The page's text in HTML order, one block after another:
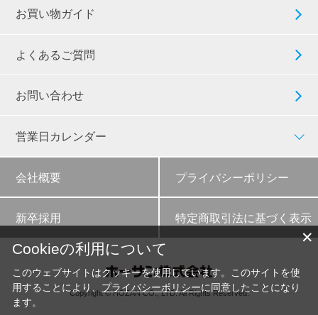
お買い物ガイド
よくあるご質問
お問い合わせ
営業日カレンダー
会社概要 プライバシーポリシー
新卒採用 特定商取引法に基づく表示
Copyright © HOZAN CO., LTD. All Rights Reserved.
✕
Cookieの利用について
このウェブサイトはクッキーを使用しています。このサイトを使
用することにより、 プライバシーポリシーに同意したことになり
ます。